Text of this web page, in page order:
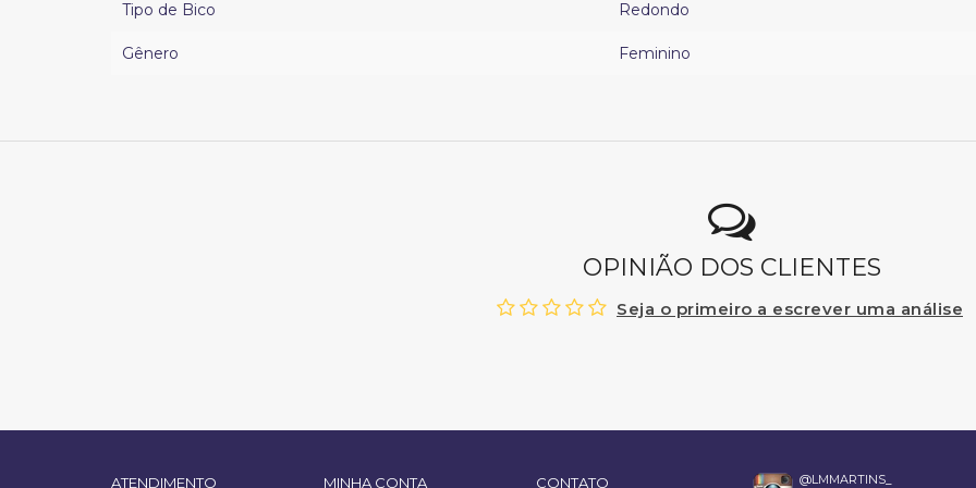
Tipo de Bico Redondo
Gênero Feminino
OPINIÃO DOS CLIENTES
Seja o primeiro a escrever uma análise
ATENDIMENTO MINHA CONTA CONTATO @LMMARTINS_